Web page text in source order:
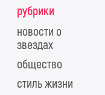
рубрики
новости о
звездах
общество
стиль жизни